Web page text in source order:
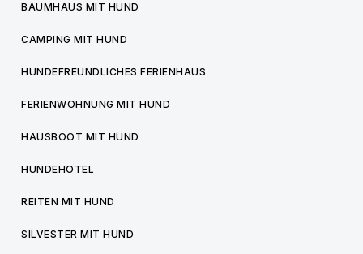
BAUMHAUS MIT HUND
CAMPING MIT HUND
HUNDEFREUNDLICHES FERIENHAUS
FERIENWOHNUNG MIT HUND
HAUSBOOT MIT HUND
HUNDEHOTEL
REITEN MIT HUND
SILVESTER MIT HUND